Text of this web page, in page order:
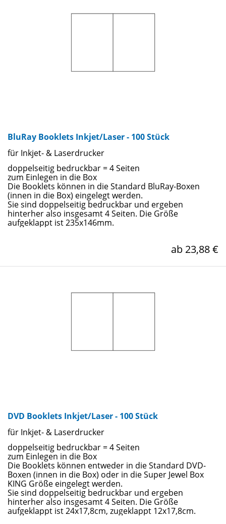
BluRay Booklets Inkjet/Laser - 100 Stück
für Inkjet- & Laserdrucker
doppelseitig bedruckbar = 4 Seiten
zum Einlegen in die Box
Die Booklets können in die Standard BluRay-Boxen
(innen in die Box) eingelegt werden.
Sie sind doppelseitig bedruckbar und ergeben
hinterher also insgesamt 4 Seiten. Die Größe
aufgeklappt ist 235x146mm.
ab 23,88 €
DVD Booklets Inkjet/Laser - 100 Stück
für Inkjet- & Laserdrucker
doppelseitig bedruckbar = 4 Seiten
zum Einlegen in die Box
Die Booklets können entweder in die Standard DVD-
Boxen (innen in die Box) oder in die Super Jewel Box
KING Größe eingelegt werden.
Sie sind doppelseitig bedruckbar und ergeben
hinterher also insgesamt 4 Seiten. Die Größe
aufgeklappt ist 24x17,8cm, zugeklappt 12x17,8cm.